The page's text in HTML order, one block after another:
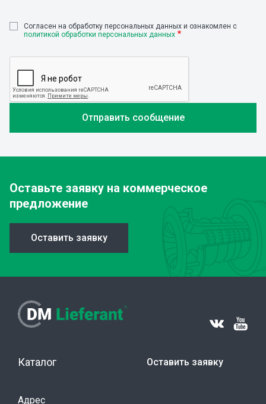
Cогласен на обработку персональных данных и ознакомлен с
политикой обработки персональных данных
Оставьте заявку на коммерческое
предложение
Оставить заявку
Каталог Оставить заявку
Адрес